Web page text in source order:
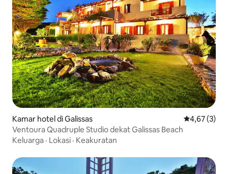
Kamar hotel di Galissas Nilai rata-
4,67 (3)
Ventoura Quadruple Studio dekat Galissas Beach
Keluarga · Lokasi · Keakuratan